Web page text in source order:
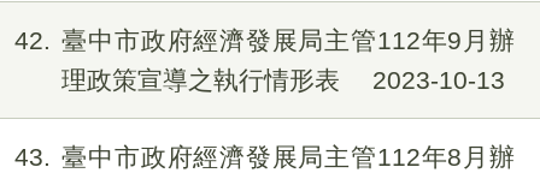
42
臺中市政府經濟發展局主管112年9月辦
理政策宣導之執行情形表
2023-10-13
43
臺中市政府經濟發展局主管112年8月辦